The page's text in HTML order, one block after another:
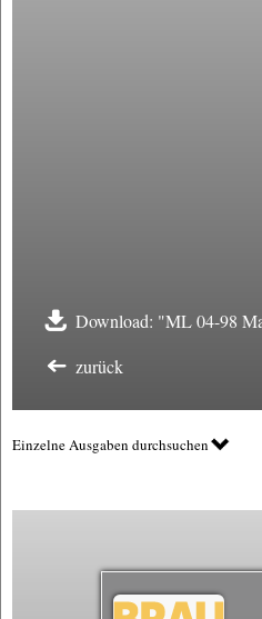
Download: "ML 04-98
zurück
Einzelne Ausgaben durchsuchen